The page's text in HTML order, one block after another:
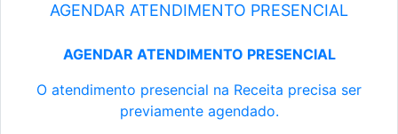
AGENDAR ATENDIMENTO PRESENCIAL
AGENDAR ATENDIMENTO PRESENCIAL
O atendimento presencial na Receita precisa ser
previamente agendado.